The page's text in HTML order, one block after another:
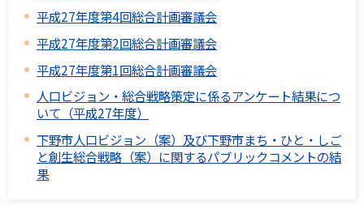
平成27年度第4回総合計画審議会
平成27年度第2回総合計画審議会
平成27年度第1回総合計画審議会
人口ビジョン・総合戦略策定に係るアンケート結果につ
いて（平成27年度）
下野市人口ビジョン（案）及び下野市まち・ひと・しご
と創生総合戦略（案）に関するパブリックコメントの結
果